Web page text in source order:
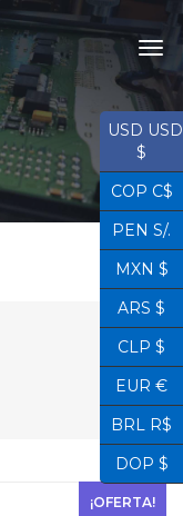
¡OFERTA!
USD USD
$
COP C$
PEN S/.
MXN $
ARS $
CLP $
EUR €
BRL R$
DOP $